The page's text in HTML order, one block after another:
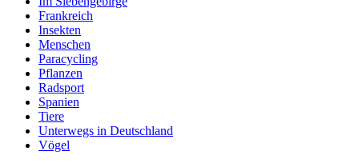
Frankreich
Insekten
Menschen
Paracycling
Pflanzen
Radsport
Spanien
Tiere
Unterwegs in Deutschland
Vögel